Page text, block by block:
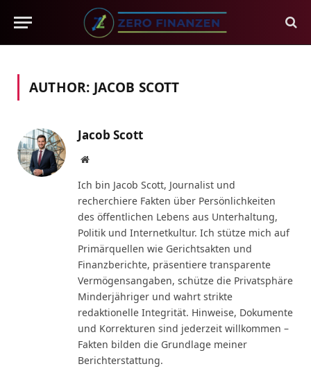
AUTHOR: JACOB SCOTT
Jacob Scott
Website
Ich bin Jacob Scott, Journalist und
recherchiere Fakten über Persönlichkeiten
des öffentlichen Lebens aus Unterhaltung,
Politik und Internetkultur. Ich stütze mich auf
Primärquellen wie Gerichtsakten und
Finanzberichte, präsentiere transparente
Vermögensangaben, schütze die Privatsphäre
Minderjähriger und wahrt strikte
redaktionelle Integrität. Hinweise, Dokumente
und Korrekturen sind jederzeit willkommen –
Fakten bilden die Grundlage meiner
Berichterstattung.